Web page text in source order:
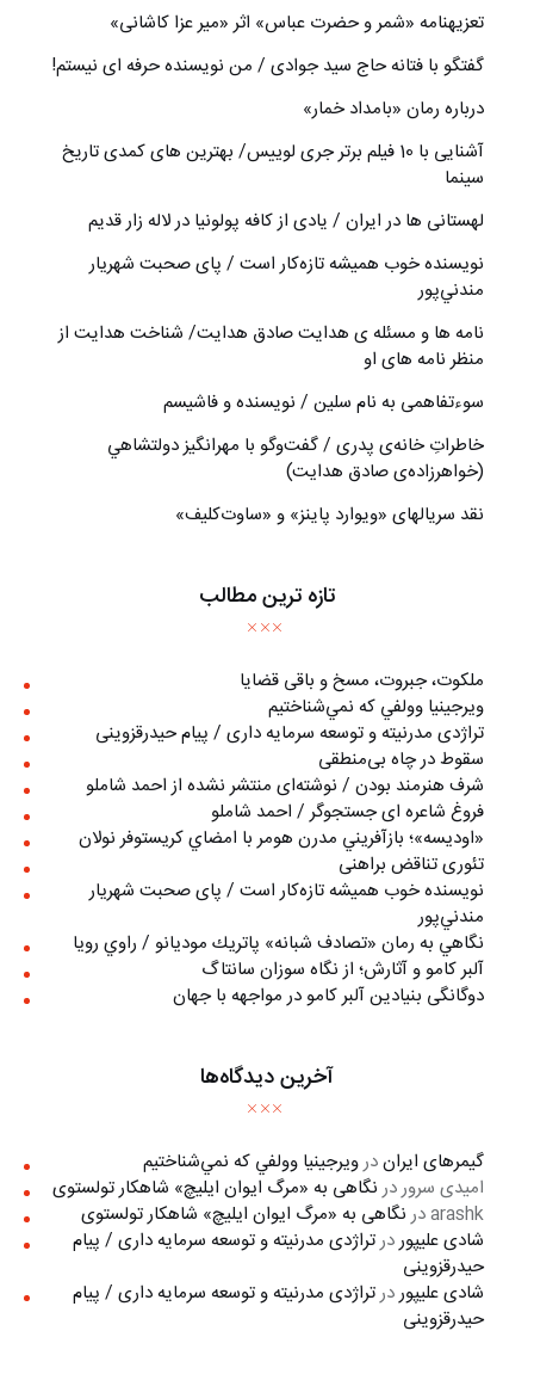
تعزیه‎نامه‏ «شمر و حضرت عباس» اثر «میر عزا کاشانی»
گفتگو با فتانه حاج سید جوادی / من نویسنده حرفه ای نیستم!
درباره رمان «بامداد خمار»
آشنایی با 10 فیلم برتر جری لوییس/ بهترین های کمدی تاریخ
سینما
لهستانی ها در ایران / یادی از کافه پولونیا در لاله زار قدیم
نويسنده خوب هميشه تازه‌كار است / پای صحبت شهريار
مندني‌پور
نامه ها و مسئله ی هدایت صادق هدایت/ شناخت هدایت از
منظر نامه های او
سوءتفاهمی به نام سلین / نویسنده و فاشیسم
خاطراتِ خانه‌ی پدری / گفت‌وگو با مهرانگيز دولتشاهي
(خواهرزاده‌ی صادق هدايت)
نقد سریالهای «ویوارد پاینز» و «ساوت‌کلیف»
تازه ترین مطالب
ملکوت، جبروت، مسخ و باقی قضایا
ويرجينيا وولفي كه نمي‌شناختيم
تراژدی مدرنیته و توسعه سرمایه داری / پیام حیدرقزوینی
سقوط در چاه بی‌منطقی
شرف هنرمند بودن / نوشته‌ای منتشر نشده از احمد شاملو
فروغ شاعره ای جستجوگر / احمد شاملو
«اوديسه»؛ بازآفريني مدرن هومر با امضاي كريستوفر نولان
تئوری تناقض براهنی
نويسنده خوب هميشه تازه‌كار است / پای صحبت شهريار
مندني‌پور
نگاهي به رمان «تصادف شبانه» پاتريك موديانو / راوي رويا
آلبر کامو و آثارش؛ از نگاه سوزان سانتاگ
دوگانگی بنیادین آلبر کامو در مواجهه با جهان
آخرین دیدگاه‌ها
گیمرهای ایراندرويرجينيا وولفي كه نمي‌شناختيم
امیدی سروردرنگاهی به «مرگ ايوان ايليچ» شاهکار تولستوی
arashkدرنگاهی به «مرگ ايوان ايليچ» شاهکار تولستوی
شادی علیپوردرتراژدی مدرنیته و توسعه سرمایه داری / پیام
حیدرقزوینی
شادی علیپوردرتراژدی مدرنیته و توسعه سرمایه داری / پیام
حیدرقزوینی